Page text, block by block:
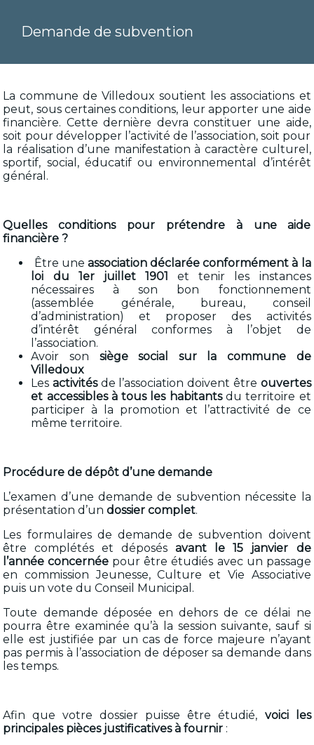
Demande de subvention
La commune de Villedoux soutient les associations et
peut, sous certaines conditions, leur apporter une aide
financière. Cette dernière devra constituer une aide,
soit pour développer l’activité de l’association, soit pour
la réalisation d’une manifestation à caractère culturel,
sportif, social, éducatif ou environnemental d’intérêt
général.
Quelles conditions pour prétendre à une aide
financière ?
Être une association déclarée conformément à la
loi du 1er juillet 1901et tenir les instances
nécessaires à son bon fonctionnement
(assemblée générale, bureau, conseil
d’administration) et proposer des activités
d’intérêt général conformes à l’objet de
l’association.
Avoir son siège social sur la commune de
Villedoux
Lesactivitésde l’association doivent être ouvertes
et accessibles à tous les habitantsdu territoire et
participer à la promotion et l’attractivité de ce
même territoire.
Procédure de dépôt d’une demande
L’examen d’une demande de subvention nécessite la
présentation d’undossier complet.
Les formulaires de demande de subvention doivent
être complétés et déposésavant le 15 janvier de
l’année concernée pour être étudiés avec un passage
en commission Jeunesse, Culture et Vie Associative
puis un vote du Conseil Municipal.
Toute demande déposée en dehors de ce délai ne
pourra être examinée qu’à la session suivante, sauf si
elle est justifiée par un cas de force majeure n’ayant
pas permis à l’association de déposer sa demande dans
les temps.
Afin que votre dossier puisse être étudié, voici les
principales pièces justificatives à fournir :